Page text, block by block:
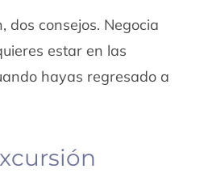
dos consejos. Negocia
estar en las
hayas regresado a